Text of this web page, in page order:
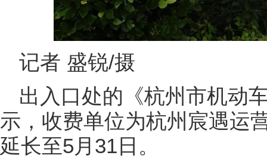
记者 盛锐/摄
出入口处的《杭州市机动
示，收费单位为杭州宸遇运
延长至5月31日。